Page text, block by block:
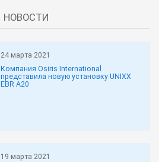
НОВОСТИ
24 марта 2021
Компания Osiris International
представила новую установку UNIXX
EBR A20
19 марта 2021